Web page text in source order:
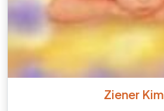
Ziener Kim